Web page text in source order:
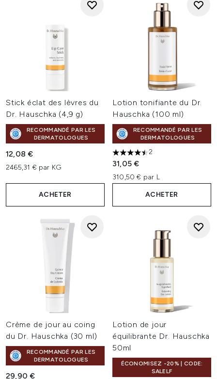
Stick éclat des lèvres du
Dr. Hauschka (4,9 g)
RECOMMANDÉ PAR LES
DERMATOLOGUES
12,08 €
2465,31 € par KG
ACHETER
Lotion tonifiante du Dr.
Hauschka (100 ml)
RECOMMANDÉ PAR LES
DERMATOLOGUES
4.5 étoiles sur un maximum
2
31,05 €
310,50 € par L
ACHETER
Crème de jour au coing
du Dr. Hauschka (30 ml)
RECOMMANDÉ PAR LES
DERMATOLOGUES
29,90 €
Lotion de jour
équilibrante Dr. Hauschka
50ml
ÉCONOMISEZ -20% | CODE:
SALELF